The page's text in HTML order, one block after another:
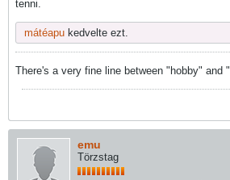
tenni.
mátéapu kedvelte ezt.
There's a very fine line between "hobby" and
emu
Törzstag